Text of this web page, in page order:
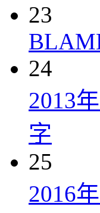
23
24
2013
字
25
2016